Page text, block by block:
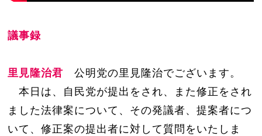
議事録
里見隆治君 公明党の里見隆治でございます。
本日は、自民党が提出をされ、また修正をされ
ました法律案について、その発議者、提案者につ
いて、修正案の提出者に対して質問をいたしま